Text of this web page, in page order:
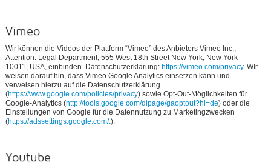
Vimeo
Wir können die Videos der Plattform “Vimeo” des Anbieters Vimeo Inc.,
Attention: Legal Department, 555 West 18th Street New York, New York
10011, USA, einbinden. Datenschutzerklärung: https://vimeo.com/privacy. WIr
weisen darauf hin, dass Vimeo Google Analytics einsetzen kann und
verweisen hierzu auf die Datenschutzerklärung
(https://www.google.com/policies/privacy) sowie Opt-Out-Möglichkeiten für
Google-Analytics (http://tools.google.com/dlpage/gaoptout?hl=de) oder die
Einstellungen von Google für die Datennutzung zu Marketingzwecken
(https://adssettings.google.com/.).
Youtube